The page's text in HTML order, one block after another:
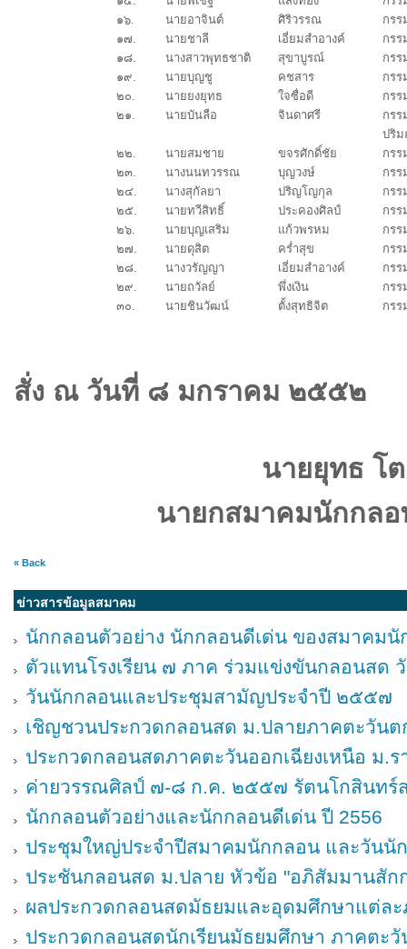
๑๖.
นายอาจินต์ ศิริวรรณ
กร
๑๗.
นายชาลี เอี่ยมสำอางค์
กรร
๑๘.
นางสาวพุทธชาติ สุขาบูรณ์
กรร
๑๙.
นายบุญชู คชสาร
กรร
๒๐.
นายยงยุทธ ใจซื่อดี
กรร
๒๑.
นายบันลือ จินดาศรี
กรร
ปริ
๒๒.
นายสมชาย ขจรศักดิ์ชัย
กรร
๒๓.
นางนนทวรรณ บุญวงษ์
กรร
๒๔.
นางสุกัลยา ปริญโญกุล
กรร
๒๕.
นายทวีสิทธิ์ ประคองศิลป์
กรร
๒๖.
นายบุญเสริม แก้วพรหม
กรร
๒๗.
นายดุสิต คร่ำสุข
กรร
๒๘.
นางวรัญญา เอี่ยมสำอางค์
กรร
๒๙.
นายถวัลย์ พึ่งเงิน
กรร
๓๐.
นายชินวัฒน์ ตั้งสุทธิจิต กรร
สั่ง ณ วันที่ ๘ มกราคม ๒๕๕๒
นายยุทธ โ
นายกสมาคมนักกลอ
« Back
ข่าวสารข้อมูลสมาคม
นักกลอนตัวอย่าง นักกลอนดีเด่น ของสมาคมนั
ตัวแทนโรงเรียน ๗ ภาค ร่วมแข่งขันกลอนสด
วันนักกลอนและประชุมสามัญประจำปี ๒๕๕๗
เชิญชวนประกวดกลอนสด ม.ปลายภาคตะวัน
ประกวดกลอนสดภาคตะวันออกเฉียงเหนือ ม.
ค่ายวรรณศิลป์ ๗-๘ ก.ค. ๒๕๕๗ รัตนโกสินทร์
นักกลอนตัวอย่างและนักกลอนดีเด่น ปี 2556
ประชุมใหญ่ประจำปีสมาคมนักกลอน และวัน
ประชันกลอนสด ม.ปลาย หัวข้อ "อภิสัมมานสัก
ผลประกวดกลอนสดมัธยมและอุดมศึกษาแต่ละ
ประกวดกลอนสดนักเรียนมัธยมศึกษา ภาคตะ